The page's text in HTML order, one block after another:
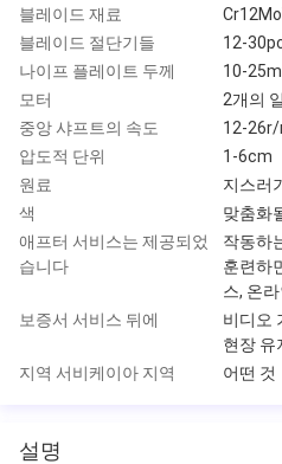
블레이드 재료
블레이드 절단기들
12-
나이프 플레이트 두께
10-
모터
2개의
중앙 샤프트의 속도
12-
압도적 단위
1-6cm
원료
지스러
색
맞춤화
애프터 서비스는 제공되었
습니다
작동하
훈련하
스, 온
보증서 서비스 뒤에
비디오
현장 유
지역 서비케이아 지역
어떤 것
설명